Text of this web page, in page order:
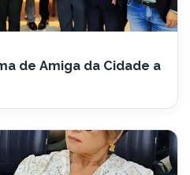
de Amiga da Cidade a